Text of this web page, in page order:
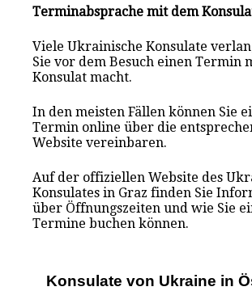
Terminabsprache mit dem
Viele Ukrainische Konsulate
Sie vor dem Besuch einen Termin
Konsulat macht.
In den meisten Fällen können Sie
Termin online über die
Website vereinbaren.
Auf der offiziellen Website des
Konsulates in Graz finden Sie
über Öffnungszeiten und wie Sie
Termine buchen können.
Konsulate von Ukraine in